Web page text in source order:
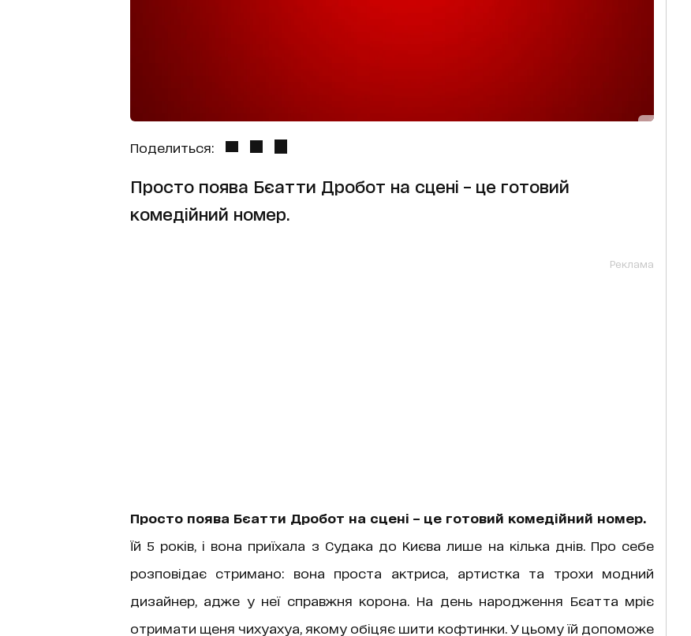
Поделиться:
Просто поява Бєатти Дробот на сцені – це готовий
комедійний номер.
Реклама
Просто поява Бєатти Дробот на сцені – це готовий комедійний номер.
Їй 5 років, і вона приїхала з Судака до Києва лише на кілька днів. Про себе
розповідає стримано: вона проста актриса, артистка та трохи модний
дизайнер, адже у неї справжня корона. На день народження Бєатта мріє
отримати щеня чихуахуа, якому обіцяє шити кофтинки. У цьому їй допоможе